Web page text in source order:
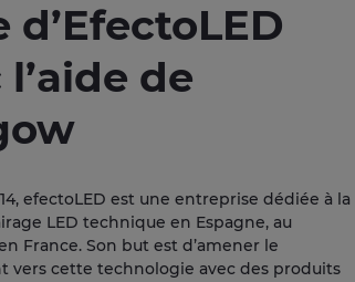
d’EfectoLED
de
efectoLED est une entreprise dédiée à la
LED technique en Espagne, au
France. Son but est d’amener le
vers cette technologie avec des produits